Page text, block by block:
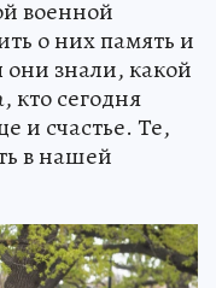
военной
о них память и
они знали, какой
кто сегодня
и счастье. Те,
в нашей